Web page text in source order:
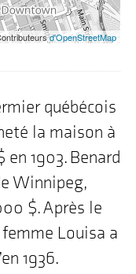
d'OpenStreetMap
québécois
la maison à
1903. Benard
Winnipeg,
$. Après le
femme Louisa a
1936.